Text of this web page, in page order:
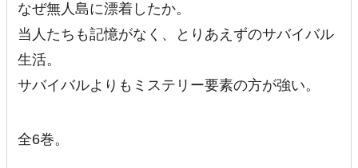
なぜ無人島に漂着したか。
当人たちも記憶がなく、とりあえずのサバイバル
生活。
サバイバルよりもミステリー要素の方が強い。
全6巻。